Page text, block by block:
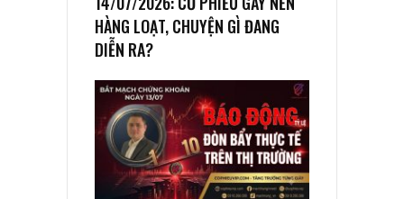
HÀNG LOẠT, CHUYỆN GÌ ĐANG
DIỄN RA?